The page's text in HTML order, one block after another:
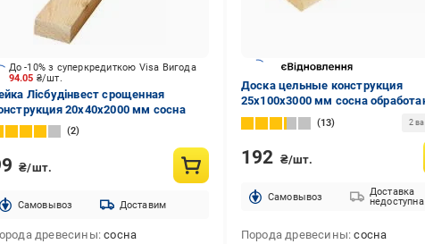
94.05 ₴/шт.
До -10% з суперкредиткою Visa Вигода
Лісбудінвест срощенная
20х40х2000 мм сосна
2
₴/шт.
Cамовывоз Доставим
древесины сосна
Доска цельные конструкция
25х100х3000 мм сосна
13 2
192 ₴/шт.
Cамовывоз
Доставка
недоступна
Порода древесины сосна